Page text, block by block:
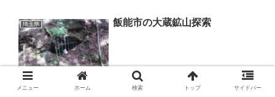
埼玉県 飯能市の大蔵鉱山探索
探索日：２０２１年５月９日 今回は飯能市の伊豆ヶ岳付近にある
大蔵鉱山を中心としたマンガン鉱山を探索に向かいます。 今回紹
メニュー ホーム 検索 トップ サイドバー